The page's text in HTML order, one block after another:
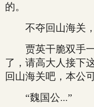
的。
不夺回山海关，
贾英干脆双手一
了，请高大人接下
回山海关吧，本公
“魏国公...”